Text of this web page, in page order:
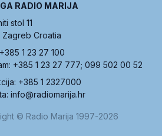
RADIO MARIJA
stol 11
Zagreb Croatia
1 23 27 100
+385 1 23 27 777; 099 502 00 52
+385 1 2327000
info@radiomarija.hr
© Radio Marija 1997-2026